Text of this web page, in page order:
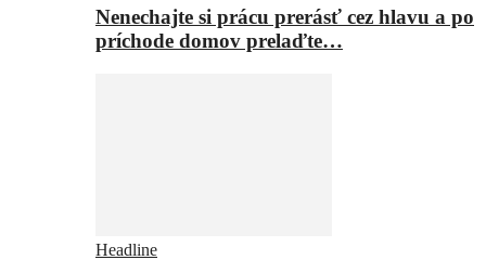
Nenechajte si prácu prerásť cez hlavu a po
príchode domov prelaďte…
Headline